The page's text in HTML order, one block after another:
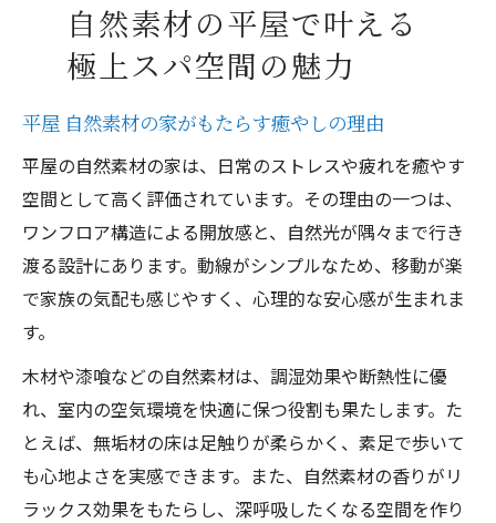
平屋のスパルームで実現する非日常体験と
は
法
平屋 自然素材の家はバリアフリーに最適
家族みんなに優しいスパルーム動線の工夫
段差をなくし快適性を高める平屋設計術
自然素材と調和するバリアフリー空間の魅
大開口を活かした平屋ならではの癒やし体験を
平屋 自然素材の家と大開口の相性の良さ
大開口で自然を感じるスパルーム設計アイ
デア
自然素材の平屋で叶える
極上スパ空間の魅力
平屋 自然素材の家がもたらす癒やしの理由
平屋の自然素材の家は、日常のストレスや疲れを癒やす
空間として高く評価されています。その理由の一つは、
ワンフロア構造による開放感と、自然光が隅々まで行き
渡る設計にあります。動線がシンプルなため、移動が楽
で家族の気配も感じやすく、心理的な安心感が生まれま
す。
木材や漆喰などの自然素材は、調湿効果や断熱性に優
れ、室内の空気環境を快適に保つ役割も果たします。た
とえば、無垢材の床は足触りが柔らかく、素足で歩いて
も心地よさを実感できます。また、自然素材の香りがリ
ラックス効果をもたらし、深呼吸したくなる空間を作り